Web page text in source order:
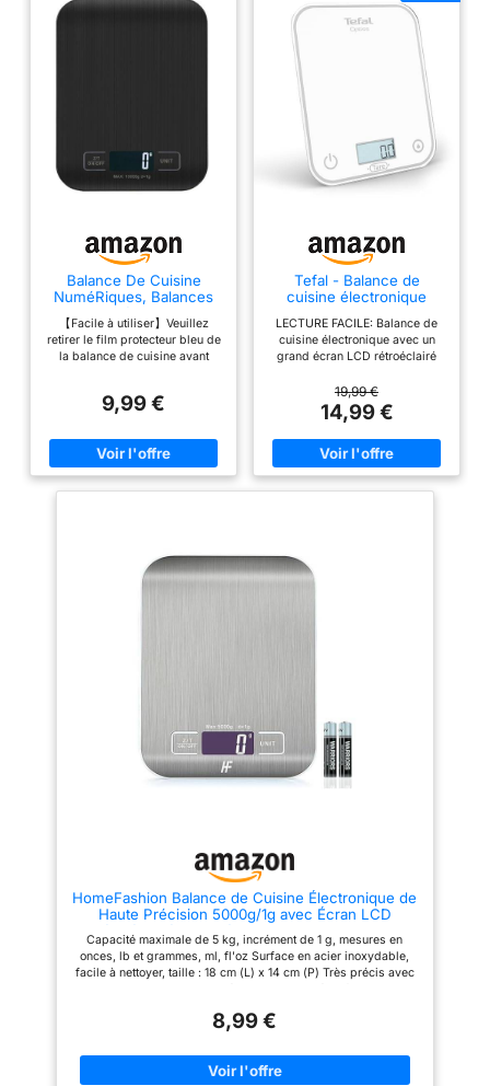
Balance De Cuisine
NuméRiques, Balances
NuméRiques
Professionnelles 10 kg -
Mesure PréCise Jusqu'à
1g,Balances De Cuisine
éCran Lcd, Fonction
Tare. (Noir)
【Facile à utiliser】Veuillez
retirer le film protecteur bleu de
la balance de cuisine avant
rapidement changer
lb.oz et lire clairement les
résultats à l'écran. 【Mesure
précise】La plage de pesée de
précision incroyable, un
contrôle précis des portions et
intelligente et légère en acier
inoxydable est facile à nettoyer
et à entretenir. Peut être
facilement rangé lorsqu'il n'est
un problème avec la balance de
cuisine, n'hésitez pas à nous
contacter. Nous vous offrons le
meilleur service client.
9,99 €
Tefal - Balance de
cuisine électronique
LECTURE FACILE: Balance de
cuisine électronique avec un
grand écran LCD rétroéclairé
pour une lecture facile
CONFORT D’UTILISATION
MAXIMAL: fabriqué en verre
trempé antirayures et robuste, le
plateau (17.5x22.5cm) facile à
nettoyer de la balance de
pâtisseries généreuses, la
capacité de 5kg est idéale pour
concocter une grande variété de
(jusqu'à 999g) et 1g près (au-
dessus de 1kg) FONCTION
TARE PRATIQUE: gagnez du
temps lors de la préparation et
nouvel ingrédient, vous n'avez
récipient ou de tout
recommencer TRÈS PRATIQUE:
conversion grâce à la fonction
liquide qui vous permet de
passer facilement du sec au
immédiatement votre balance
19,99 €
14,99 €
HomeFashion Balance de Cuisine Électronique de
Haute Précision 5000g/1g avec Écran LCD
Inoxydable, Piles incluses
Capacité maximale de 5 kg, incrément de 1 g, mesures en
onces, lb et grammes, ml, fl'oz Surface en acier inoxydable,
facile à nettoyer, taille : 18 cm (L) x 14 cm (P) Très précis avec
lorsque vous combinez tous les ingrédients dans le bol
8,99 €